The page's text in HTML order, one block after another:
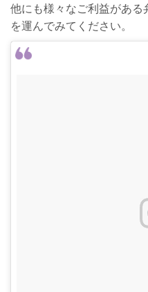
他にも様々なご利益があ
を運んでみてください。